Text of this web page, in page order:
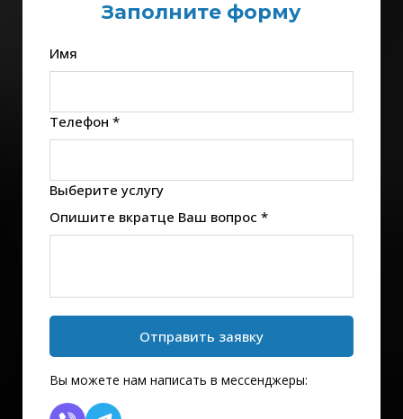
Заполните форму
Имя
Телефон *
Выберите услугу
Опишите вкратце Ваш вопрос *
Отправить заявку
Вы можете нам написать в мессенджеры: